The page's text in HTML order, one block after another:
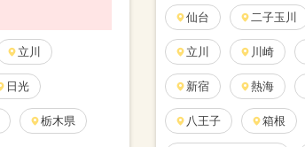
立川
日光
栃木県
仙台 二子玉川
立川 川崎
新宿 熱海
八王子 箱根